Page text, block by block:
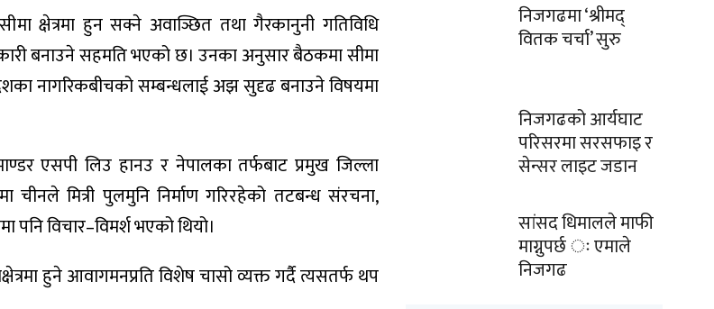
क्षेत्रमा हुन सक्ने अवाञ्छित तथा गैरकानुनी गतिविधि
बनाउने सहमति भएको छ। उनका अनुसार बैठकमा सीमा
देशका नागरिकबीचको सम्बन्धलाई अझ सुदृढ बनाउने विषयमा
एसपी लिउ हानउ र नेपालका तर्फबाट प्रमुख जिल्ला
मित्री पुलमुनि निर्माण गरिरहेको तटबन्ध संरचना,
पनि विचार–विमर्श भएको थियो।
हुने आवागमनप्रति विशेष चासो व्यक्त गर्दै त्यसतर्फ थप
निजगढमा ‘श्रीमद्
वितक चर्चा’ सुरु
निजगढको आर्यघाट
परिसरमा सरसफाइ र
सेन्सर लाइट जडान
सांसद धिमालले माफी
माग्नुपर्छ ः एमाले
निजगढ